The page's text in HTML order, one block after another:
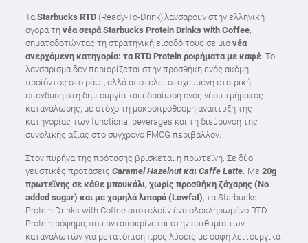
ΤαStarbucks RTD(Ready-To-Drink),λανσάρουν στην ελληνική
αγορά τη νέα σειρά Starbucks Protein Drinks with Coffee,
σηματοδοτώντας τη στρατηγική είσοδό τους σε μιανέα
ανερχόμενη κατηγορία: τα RTD Protein ροφήματα με καφέ. Το
λανσάρισμα δεν περιορίζεται στην προσθήκη ενός ακόμη
προϊόντος στο ράφι, αλλά αποτελεί στοχευμένη εταιρική
επένδυση στη δημιουργία και εδραίωση ενός νέου τμήματος
κατανάλωσης, με στόχο τη μακροπρόθεσμη ανάπτυξη της
κατηγορίας των functional beverages και τη διεύρυνση της
συνολικής αξίας στο σύγχρονο FMCG περιβάλλον.
Στον πυρήνα της πρότασης βρίσκεται η πρωτεΐνη. Σε δύο
γευστικές προτάσεις CaramelHazelnutκαι Caffe Latte. Με 20g
πρωτεΐνης σε κάθε μπουκάλι, χωρίς προσθήκη ζάχαρης (Νο
added sugar) και με χαμηλά λιπαρά (Lowfat), τα Starbucks
Protein Drinks with Coffee αποτελούν ένα ολοκληρωμένο RTD
Protein ρόφημα, που ανταποκρίνεται στην επιθυμία των
καταναλωτών για μετατόπιση προς λύσεις με σαφή λειτουργικά